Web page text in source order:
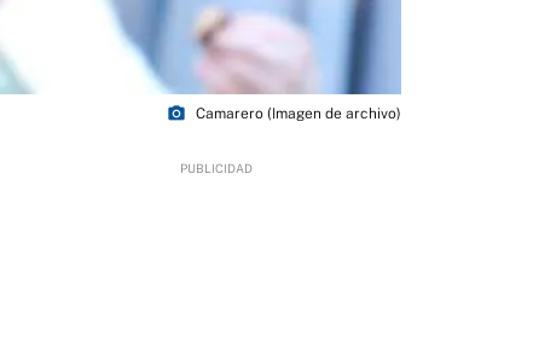
photo_camera Camarero (Imagen de archivo)